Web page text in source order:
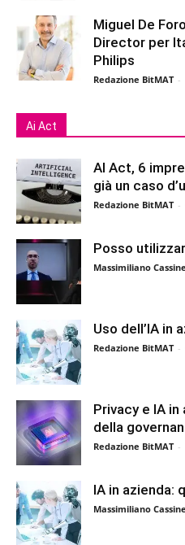
Miguel De
Director per
Philips
Redazione BitMAT -
Ai Act
AI Act, 6
già un caso
Redazione BitMAT -
Posso
Massimiliano
Uso dell’IA in
Redazione BitMAT -
Privacy e IA in
della
Redazione BitMAT -
IA in azienda:
Massimiliano